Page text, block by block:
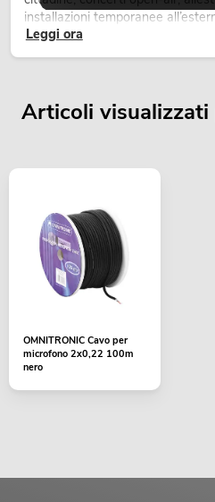
installazioni temporanee
Leggi ora
Articoli
OMNITRONIC Cavo per
microfono 2x0,22 100m
nero